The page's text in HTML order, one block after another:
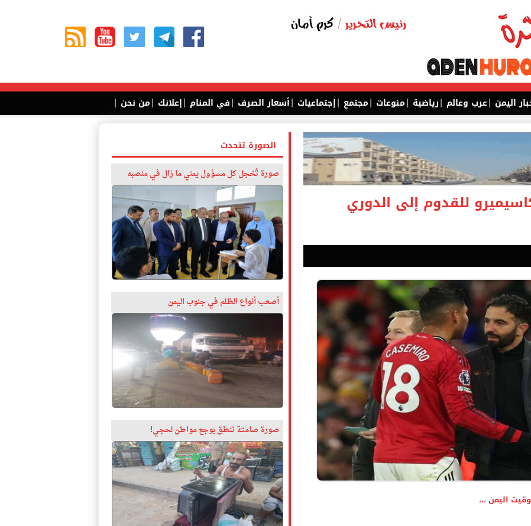
اليمن |عرب وعالم |رياضية |منوعات |مجتمع |إجتماعيات |أسعار الصرف |في المنام |إعلانك |من نحن |
الصورة تتحدث
صورة تُخجل كل مسؤول يمني ما زال في منصبه
أصعب أنواع الظلم في جنوب اليمن
صورة صامتة تنطق بوجع مواطن لحجي!
للقدوم إلى الدوري